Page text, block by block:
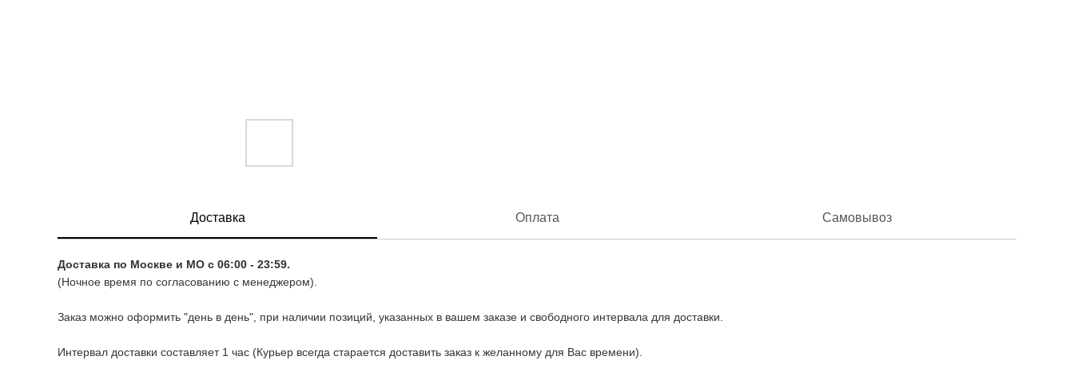
Доставка Оплата Самовывоз
Доставка по Москве и МО с 06:00 - 23:59.
(Ночное время по согласованию с менеджером).
Заказ можно оформить "день в день", при наличии позиций, указанных в вашем заказе и свободного интервала для доставки.
Интервал доставки составляет 1 час (Курьер всегда старается доставить заказ к желанному для Вас времени).